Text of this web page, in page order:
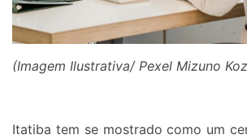
(Imagem Ilustrativa/ Pexel Mizuno
Itatiba tem se mostrado como um